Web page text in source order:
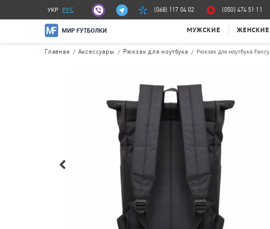
УКР РУС (068) 117 04 02 (050) 474 51 11
МУЖСКИЕ ЖЕНСКИЕ
Главная / Аксессуары / Рюкзак для ноутбука / Рюкзак для ноутбука Fancy